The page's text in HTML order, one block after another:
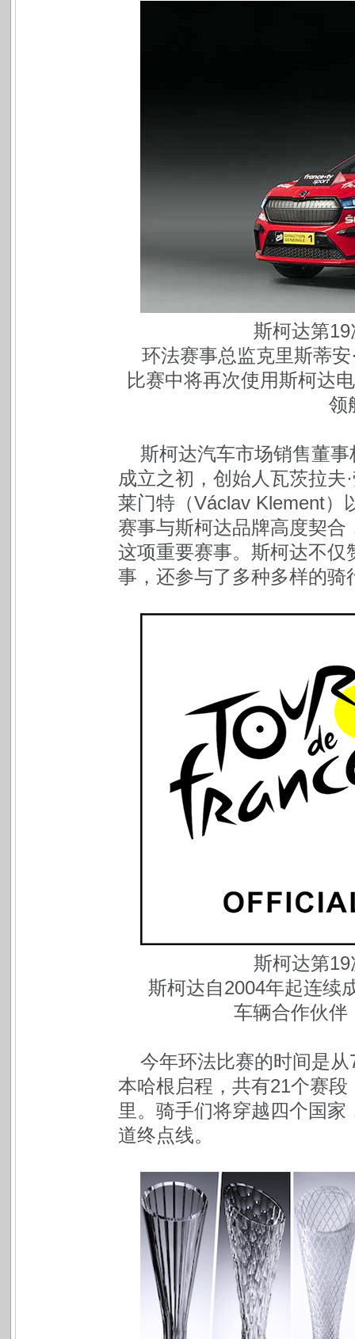
斯柯达第
环法赛事总监克里斯蒂
比赛中将再次使用斯柯达
领
斯柯达汽车市场销售董
成立之初，创始人瓦茨拉夫
莱门特（Václav Klement）
赛事与斯柯达品牌高度契
这项重要赛事。斯柯达不
事，还参与了多种多样的骑
斯柯达第
斯柯达自2004年起连续
车辆合作伙伴
今年环法比赛的时间是
本哈根启程，共有21个赛
里。骑手们将穿越四个国
道终点线。